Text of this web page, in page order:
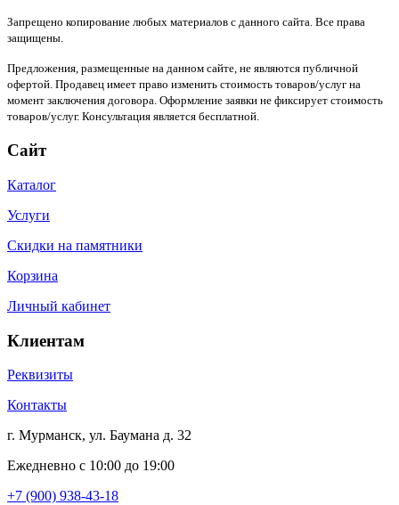
Запрещено копирование любых материалов с данного сайта. Все права
защищены.
Предложения, размещенные на данном сайте, не являются публичной
офертой. Продавец имеет право изменить стоимость товаров/услуг на
момент заключения договора. Оформление заявки не фиксирует стоимость
товаров/услуг. Консультация является бесплатной.
Сайт
Каталог
Услуги
Скидки на памятники
Корзина
Личный кабинет
Клиентам
Реквизиты
Контакты
г. Мурманск, ул. Баумана д. 32
Ежедневно с 10:00 до 19:00
+7 (900) 938-43-18